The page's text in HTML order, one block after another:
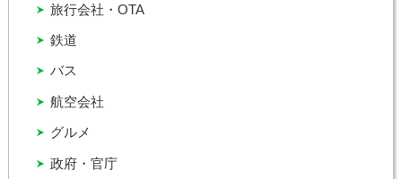
グルメ
バス
政府・官庁
旅行会社・OTA
航空会社
鉄道